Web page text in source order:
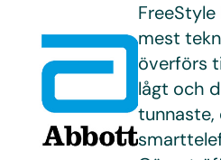
mest
överförs
lågt och
tunnaste,